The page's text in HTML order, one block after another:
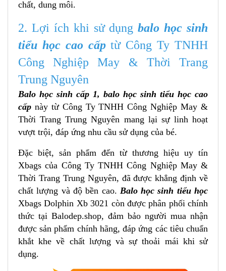
chất, dung môi.
2. Lợi ích khi sử dụngbalo học sinh
tiểu học cao cấptừ Công Ty TNHH
Công Nghiệp May & Thời Trang
Trung Nguyên
Balo học sinh cấp 1, balo học sinh tiểu học cao
cấp này từ Công Ty TNHH Công Nghiệp May &
Thời Trang Trung Nguyên mang lại sự linh hoạt
vượt trội, đáp ứng nhu cầu sử dụng của bé.
Đặc biệt, sản phẩm đến từ thương hiệu uy tín
Xbags của Công Ty TNHH Công Nghiệp May &
Thời Trang Trung Nguyên, đã được khẳng định về
chất lượng và độ bền cao. Balo học sinh tiểu học
Xbags Dolphin Xb 3021 còn được phân phối chính
thức tại Balodep.shop, đảm bảo người mua nhận
được sản phẩm chính hãng, đáp ứng các tiêu chuẩn
khắt khe về chất lượng và sự thoải mái khi sử
dụng.